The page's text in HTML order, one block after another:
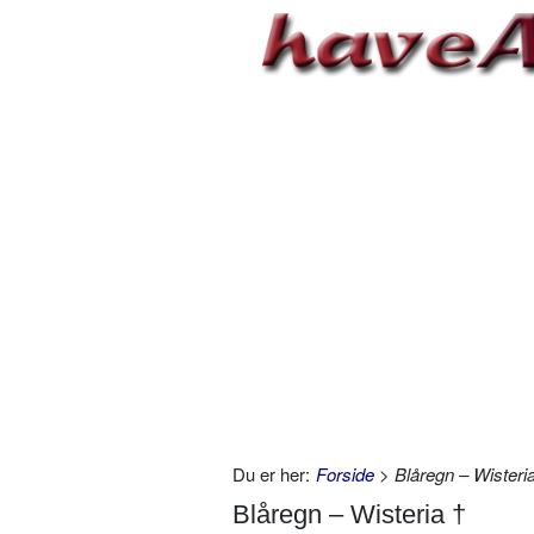
Du er her: Forside > Blåregn –
Blåregn – Wisteria †